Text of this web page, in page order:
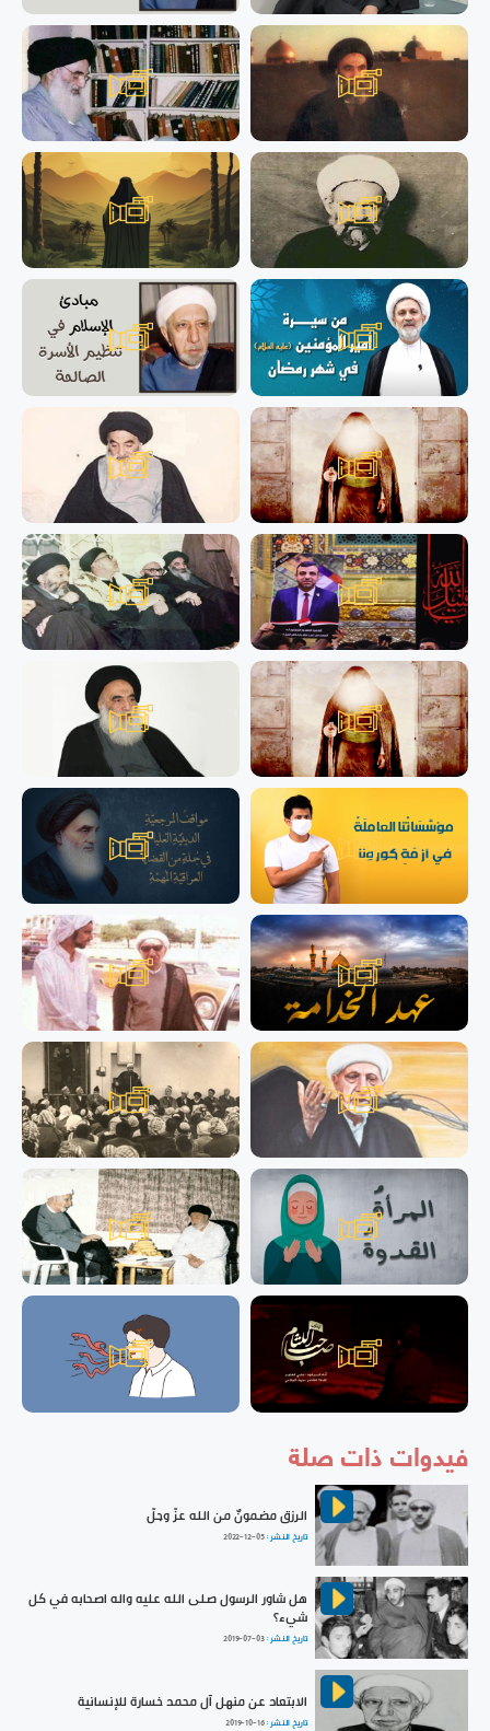
فيدوات ذات صلة
الرزق مضمونٌ من الله عزّ وجلّ
تاريخ النشر :2022-12-05
هل شاور الرسول صلى الله عليه واله اصحابه في كل
شيء؟
تاريخ النشر :2019-07-03
الابتعاد عن منهل آل محمد خسارة للإنسانية
تاريخ النشر :2019-10-16